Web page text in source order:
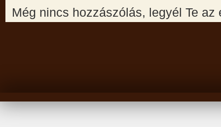
Még nincs hozzászólás, legyél Te az